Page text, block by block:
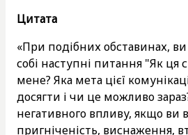
Цитата
«При подібних обставинах,
собі наступні питання "Як ця
мене? Яка мета цієї
досягти і чи це можливо
негативного впливу, якщо ви
пригніченість, виснаження,